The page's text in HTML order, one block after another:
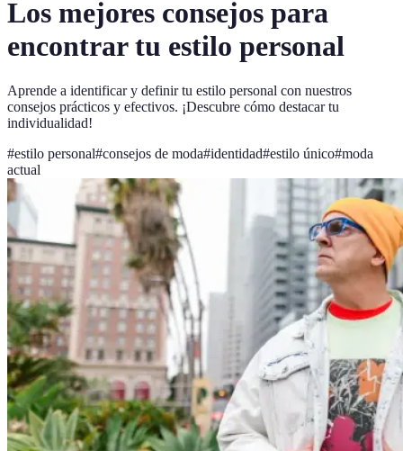
Los mejores consejos para
encontrar tu estilo personal
Aprende a identificar y definir tu estilo personal con nuestros
consejos prácticos y efectivos. ¡Descubre cómo destacar tu
individualidad!
#estilo personal#consejos de moda#identidad#estilo único#moda
actual